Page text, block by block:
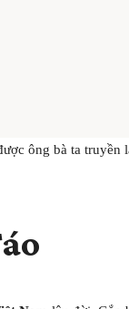
ông bà ta truyền